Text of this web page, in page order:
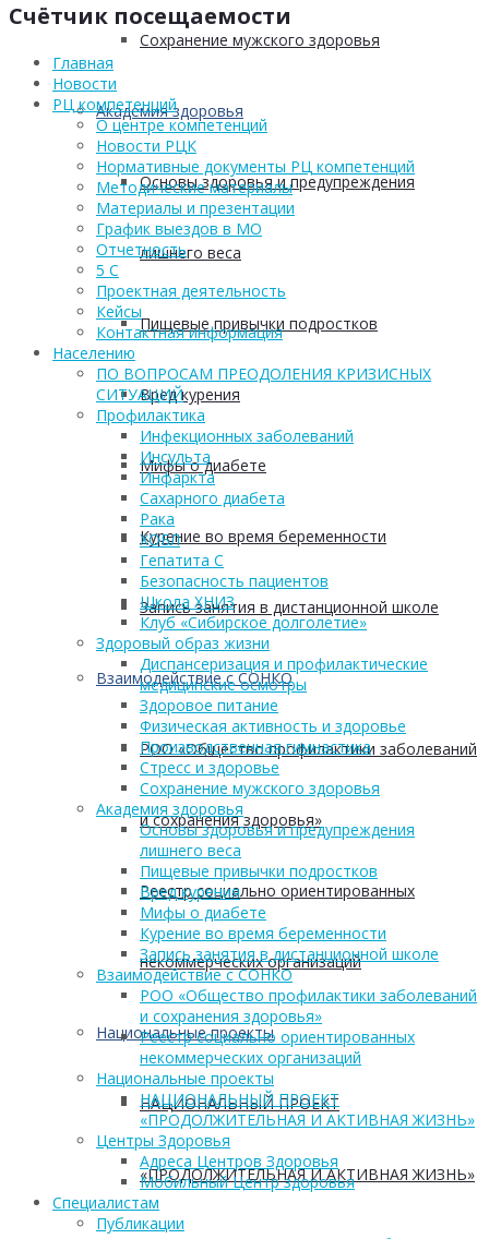
Сохранение мужского здоровья
Академия здоровья
Основы здоровья и предупреждения
лишнего веса
Пищевые привычки подростков
Вред курения
Мифы о диабете
Курение во время беременности
Запись занятия в дистанционной школе
Взаимодействие с СОНКО
РОО «Общество профилактики заболеваний
и сохранения здоровья»
Реестр социально ориентированных
некоммерческих организаций
Национальные проекты
НАЦИОНАЛЬНЫЙ ПРОЕКТ
«ПРОДОЛЖИТЕЛЬНАЯ И АКТИВНАЯ ЖИЗНЬ»
Счётчик посещаемости
Главная
Новости
РЦ компетенций
О центре компетенций
Новости РЦК
Нормативные документы РЦ компетенций
Методические материалы
Материалы и презентации
График выездов в МО
Отчетность
5 С
Проектная деятельность
Кейсы
Контактная информация
Населению
ПО ВОПРОСАМ ПРЕОДОЛЕНИЯ КРИЗИСНЫХ
СИТУАЦИЙ
Профилактика
Инфекционных заболеваний
Инсульта
Инфаркта
Сахарного диабета
Рака
ХОБЛ
Гепатита С
Безопасность пациентов
Школа ХНИЗ
Клуб «Сибирское долголетие»
Здоровый образ жизни
Диспансеризация и профилактические
медицинские осмотры
Здоровое питание
Физическая активность и здоровье
Производственная гимнастика
Стресс и здоровье
Сохранение мужского здоровья
Академия здоровья
Основы здоровья и предупреждения
лишнего веса
Пищевые привычки подростков
Вред курения
Мифы о диабете
Курение во время беременности
Запись занятия в дистанционной школе
Взаимодействие с СОНКО
РОО «Общество профилактики заболеваний
и сохранения здоровья»
Реестр социально ориентированных
некоммерческих организаций
Национальные проекты
НАЦИОНАЛЬНЫЙ ПРОЕКТ
«ПРОДОЛЖИТЕЛЬНАЯ И АКТИВНАЯ ЖИЗНЬ»
Центры Здоровья
Адреса Центров Здоровья
Мобильный Центр здоровья
Cпециалистам
Публикации